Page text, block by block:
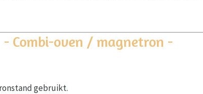
- Combi-oven / magnetron -
gebruikt.